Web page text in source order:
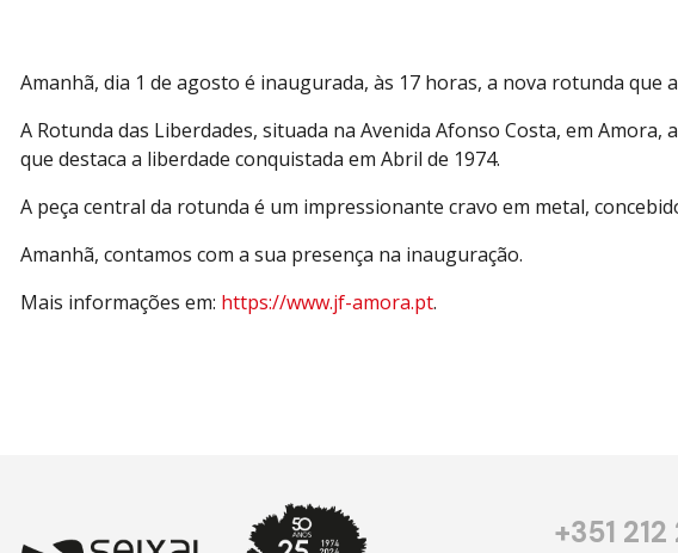
Amanhã, dia 1 de agosto é inaugurada, às 17 horas, a nova rotunda que
A Rotunda das Liberdades, situada na Avenida Afonso Costa, em
que destaca a liberdade conquistada em Abril de 1974.
A peça central da rotunda é um impressionante cravo em metal,
Amanhã, contamos com a sua presença na inauguração.
Mais informações em: https://www.jf-amora.pt.
+351